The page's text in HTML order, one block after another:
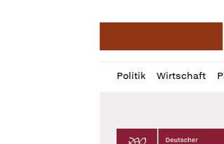
Politik Wirtschaft
Profil
öffnen
Daz
Pur
Deutscher